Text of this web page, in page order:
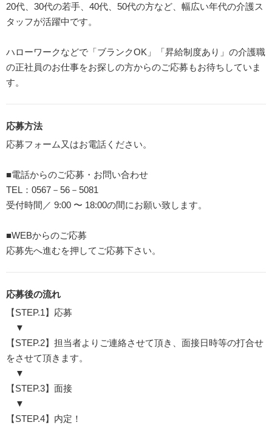
20代、30代の若手、40代、50代の方など、幅広い年代の介護ス
タッフが活躍中です。
ハローワークなどで「ブランクOK」「昇給制度あり」の介護職
の正社員のお仕事をお探しの方からのご応募もお待ちしていま
す。
応募方法
応募フォーム又はお電話ください。
■電話からのご応募・お問い合わせ
TEL：0567－56－5081
受付時間／ 9:00 〜 18:00の間にお願い致します。
■WEBからのご応募
応募先へ進むを押してご応募下さい。
応募後の流れ
【STEP.1】応募
▼
【STEP.2】担当者よりご連絡させて頂き、面接日時等の打合せ
をさせて頂きます。
▼
【STEP.3】面接
▼
【STEP.4】内定！